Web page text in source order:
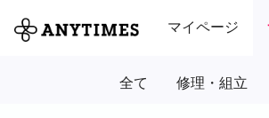
マイページ
全て 修理・組立